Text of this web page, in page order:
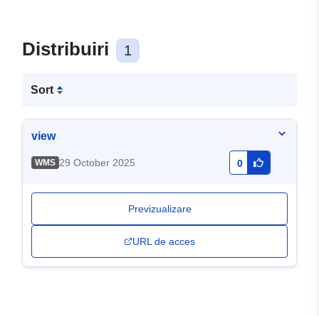
Distribuiri 1
Sort
view
WMS 29 October 2025 0
Previzualizare
URL de acces